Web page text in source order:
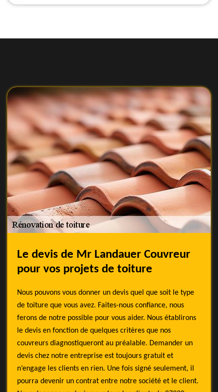
Le devis de Mr Landauer Couvreur
pour vos projets de toiture
Nous pouvons vous donner un devis quel que soit le type
de toiture que vous avez. Faites-nous confiance, nous
ferons de notre possible pour vous aider. Nous établirons
le devis en fonction de quelques critères que nos
couvreurs diagnostiqueront au préalable. Demander un
devis chez notre entreprise est toujours gratuit et
n’engage les clients en rien. Une fois signé seulement, il
pourra devenir un contrat entre notre société et le client.